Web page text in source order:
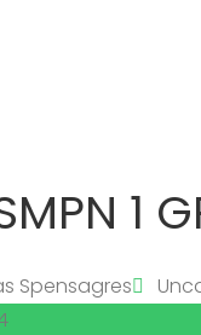
1
Spensagres